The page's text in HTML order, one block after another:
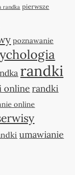
randka pierwsze
poznawanie
randki
online randki
online
umawianie